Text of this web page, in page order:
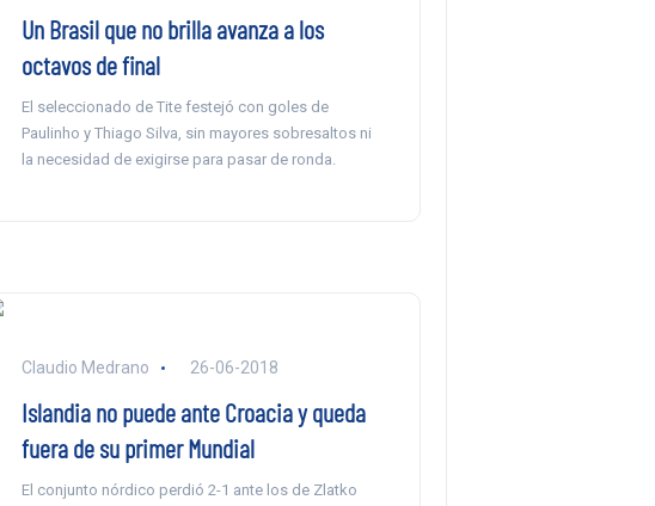
Un Brasil que no brilla avanza a los
octavos de final
El seleccionado de Tite festejó con goles de
Paulinho y Thiago Silva, sin mayores sobresaltos ni
la necesidad de exigirse para pasar de ronda.
Claudio Medrano 26-06-2018
Islandia no puede ante Croacia y queda
fuera de su primer Mundial
El conjunto nórdico perdió 2-1 ante los de Zlatko